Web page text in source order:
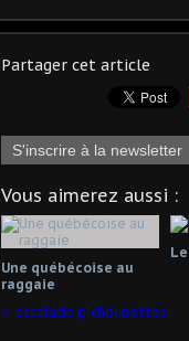
Partager cet article
S'inscrire à la newsletter
Vous aimerez aussi :
Une québécoise au
raggaie
escalade pichounettes